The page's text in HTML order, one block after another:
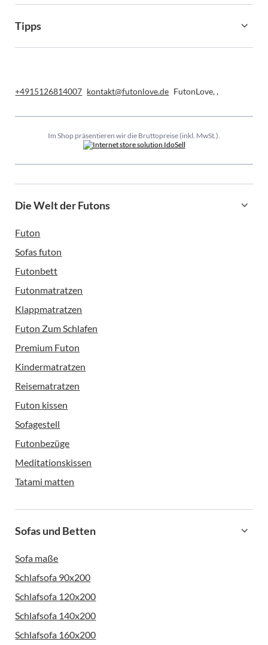
Tipps
+4915126814007 kontakt@futonlove.de FutonLove,,
Im Shop präsentieren wir die Bruttopreise (inkl. MwSt.).
Die Welt der Futons
Futon
Sofas futon
Futonbett
Futonmatratzen
Klappmatratzen
Futon Zum Schlafen
Premium Futon
Kindermatratzen
Reisematratzen
Futon kissen
Sofagestell
Futonbezüge
Meditationskissen
Tatami matten
Sofas und Betten
Sofa maße
Schlafsofa 90x200
Schlafsofa 120x200
Schlafsofa 140x200
Schlafsofa 160x200